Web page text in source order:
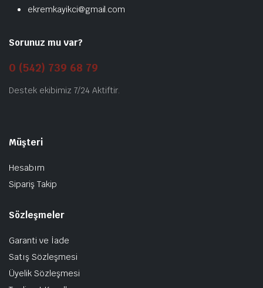
ekremkayikci@gmail.com
Sorunuz mu var?
0 (542) 739 68 79
Destek ekibimiz 7/24 Aktiftir.
Müşteri
Hesabım
Sipariş Takip
Sözleşmeler
Garanti ve İade
Satış Sözleşmesi
Üyelik Sözleşmesi